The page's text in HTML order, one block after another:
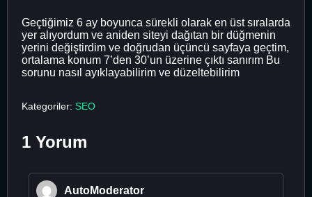
Geçtiğimiz 6 ay boyunca sürekli olarak en üst sıralarda
yer alıyordum ve aniden siteyi dağıtan bir düğmenin
yerini değiştirdim ve doğrudan üçüncü sayfaya geçtim,
ortalama konum 7’den 30’un üzerine çıktı sanırım Bu
sorunu nasıl ayıklayabilirim ve düzeltebilirim
Kategoriler: SEO
1 Yorum
AutoModerator